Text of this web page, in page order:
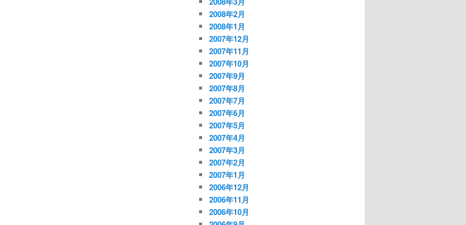
2008年2月
2008年1月
2007年12月
2007年11月
2007年10月
2007年9月
2007年8月
2007年7月
2007年6月
2007年5月
2007年4月
2007年3月
2007年2月
2007年1月
2006年12月
2006年11月
2006年10月